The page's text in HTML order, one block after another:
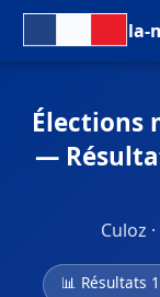
la-
Élections
—
Culoz
📊 Résultats